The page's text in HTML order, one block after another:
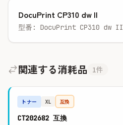
DocuPrint CP310 dw II
型番: DocuPrint CP310 dw II
関連する消耗品 1件
トナー XL 互換
CT202682 互換